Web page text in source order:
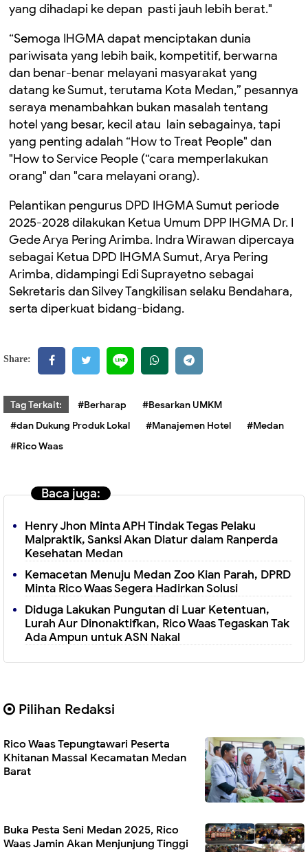
yang dihadapi ke depan pasti jauh lebih berat."
“Semoga IHGMA dapat menciptakan dunia
pariwisata yang lebih baik, kompetitif, berwarna
dan benar-benar melayani masyarakat yang
datang ke Sumut, terutama Kota Medan,” pesannya
seraya menambahkan bukan masalah tentang
hotel yang besar, kecil atau lain sebagainya, tapi
yang penting adalah “How to Treat People" dan
"How to Service People (“cara memperlakukan
orang" dan "cara melayani orang).
Pelantikan pengurus DPD IHGMA Sumut periode
2025-2028 dilakukan Ketua Umum DPP IHGMA Dr. I
Gede Arya Pering Arimba. Indra Wirawan dipercaya
sebagai Ketua DPD IHGMA Sumut, Arya Pering
Arimba, didampingi Edi Suprayetno sebagai
Sekretaris dan Silvey Tangkilisan selaku Bendahara,
serta diperkuat bidang-bidang.
Share:
Tag Terkait: #Berharap
#Besarkan UMKM
#dan Dukung Produk Lokal
#Manajemen Hotel
#Medan
#Rico Waas
Baca juga:
Henry Jhon Minta APH Tindak Tegas Pelaku
Malpraktik, Sanksi Akan Diatur dalam Ranperda
Kesehatan Medan
Kemacetan Menuju Medan Zoo Kian Parah, DPRD
Minta Rico Waas Segera Hadirkan Solusi
Diduga Lakukan Pungutan di Luar Ketentuan,
Lurah Aur Dinonaktifkan, Rico Waas Tegaskan Tak
Ada Ampun untuk ASN Nakal
Pilihan Redaksi
Rico Waas Tepungtawari Peserta
Khitanan Massal Kecamatan Medan
Barat
Buka Pesta Seni Medan 2025, Rico
Waas Jamin Akan Menjunjung Tinggi